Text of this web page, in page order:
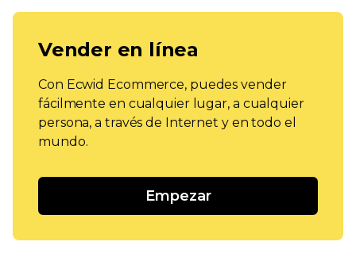
Vender en línea
Con Ecwid Ecommerce, puedes vender
fácilmente en cualquier lugar, a cualquier
persona, a través de Internet y en todo el
mundo.
Empezar